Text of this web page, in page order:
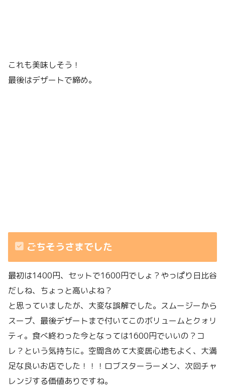
これも美味しそう！
最後はデザートで締め。
ごちそうさまでした
最初は1400円、セットで1600円でしょ？やっぱり日比谷
だしね、ちょっと高いよね？
と思っていましたが、大変な誤解でした。スムージーから
スープ、最後デザートまで付いてこのボリュームとクォリ
ティ。食べ終わった今となっては1600円でいいの？コ
レ？という気持ちに。空間含めて大変居心地もよく、大満
足な良いお店でした！！！ロブスターラーメン、次回チャ
レンジする価値ありですね。